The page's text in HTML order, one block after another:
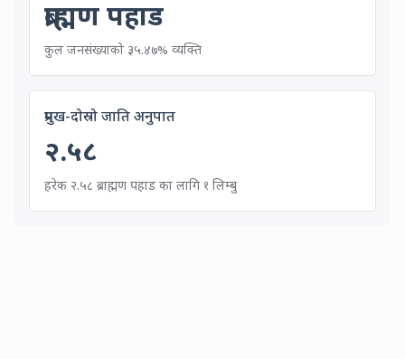
ब्राह्मण पहाड
कुल जनसंख्याको ३५.४७% व्यक्ति35.47% of total population in
प्रमुख-दोस्रो जाति अनुपातPrimary to Secondary Caste
२.५८
हरेक २.५८ ब्राह्मण पहाड का लागि १ लिम्बुFor every 2.58 ब्राह्मण पहाड